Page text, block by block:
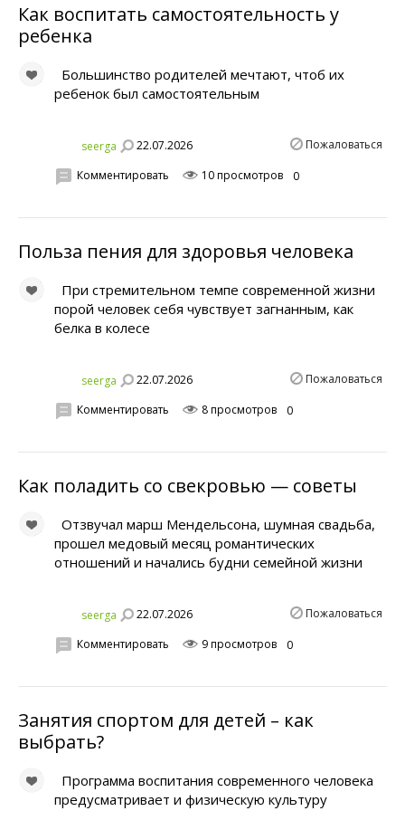
Как воспитать самостоятельность у
ребенка
Большинство родителей мечтают, чтоб их
ребенок был самостоятельным
seerga 22.07.2026 Пожаловаться
Комментировать 10 просмотров 0
Польза пения для здоровья человека
При стремительном темпе современной жизни
порой человек себя чувствует загнанным, как
белка в колесе
seerga 22.07.2026 Пожаловаться
Комментировать 8 просмотров 0
Как поладить со свекровью — советы
Отзвучал марш Мендельсона, шумная свадьба,
прошел медовый месяц романтических
отношений и начались будни семейной жизни
seerga 22.07.2026 Пожаловаться
Комментировать 9 просмотров 0
Занятия спортом для детей – как
выбрать?
Программа воспитания современного человека
предусматривает и физическую культуру